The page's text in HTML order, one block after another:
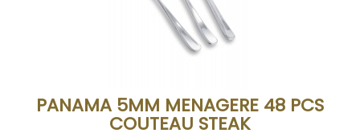
BUY
PANAMA 5MM MENAGERE 48 PCS
COUTEAU STEAK